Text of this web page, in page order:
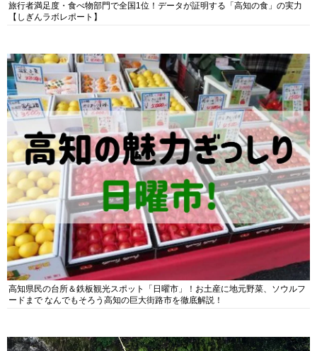
旅行者満足度・食べ物部門で全国1位！データが証明する「高知の食」の実力
【しぎんラボレポート】
高知県民の台所＆鉄板観光スポット「日曜市」！お土産に地元野菜、ソウルフ
ードまで なんでもそろう高知の巨大街路市を徹底解説！